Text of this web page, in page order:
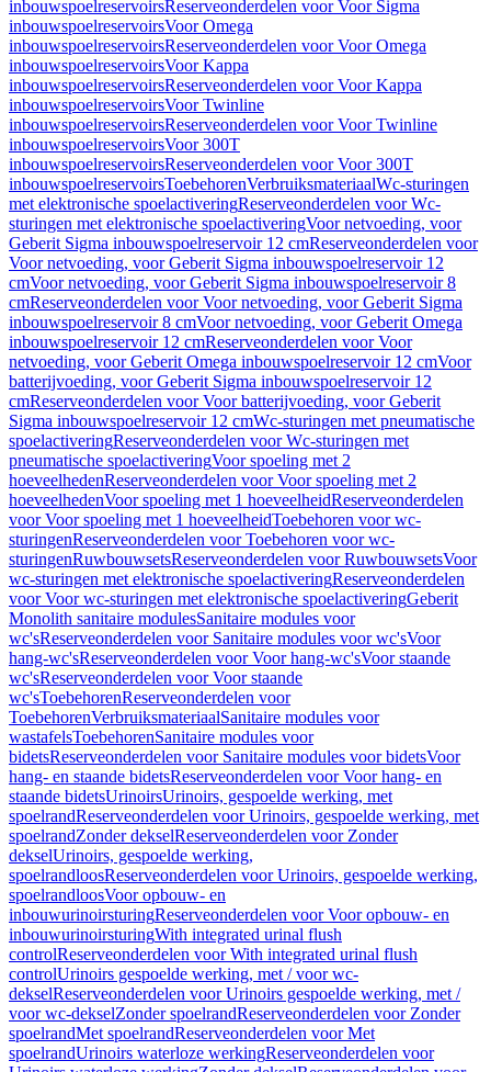
inbouwspoelreservoirsReserveonderdelen voor Voor Sigma
inbouwspoelreservoirsVoor Omega
inbouwspoelreservoirsReserveonderdelen voor Voor Omega
inbouwspoelreservoirsVoor Kappa
inbouwspoelreservoirsReserveonderdelen voor Voor Kappa
inbouwspoelreservoirsVoor Twinline
inbouwspoelreservoirsReserveonderdelen voor Voor Twinline
inbouwspoelreservoirsVoor 300T
inbouwspoelreservoirsReserveonderdelen voor Voor 300T
inbouwspoelreservoirsToebehorenVerbruiksmateriaalWc-sturingen
met elektronische spoelactiveringReserveonderdelen voor Wc-
sturingen met elektronische spoelactiveringVoor netvoeding, voor
Geberit Sigma inbouwspoelreservoir 12 cmReserveonderdelen voor
Voor netvoeding, voor Geberit Sigma inbouwspoelreservoir 12
cmVoor netvoeding, voor Geberit Sigma inbouwspoelreservoir 8
cmReserveonderdelen voor Voor netvoeding, voor Geberit Sigma
inbouwspoelreservoir 8 cmVoor netvoeding, voor Geberit Omega
inbouwspoelreservoir 12 cmReserveonderdelen voor Voor
netvoeding, voor Geberit Omega inbouwspoelreservoir 12 cmVoor
batterijvoeding, voor Geberit Sigma inbouwspoelreservoir 12
cmReserveonderdelen voor Voor batterijvoeding, voor Geberit
Sigma inbouwspoelreservoir 12 cmWc-sturingen met pneumatische
spoelactiveringReserveonderdelen voor Wc-sturingen met
pneumatische spoelactiveringVoor spoeling met 2
hoeveelhedenReserveonderdelen voor Voor spoeling met 2
hoeveelhedenVoor spoeling met 1 hoeveelheidReserveonderdelen
voor Voor spoeling met 1 hoeveelheidToebehoren voor wc-
sturingenReserveonderdelen voor Toebehoren voor wc-
sturingenRuwbouwsetsReserveonderdelen voor RuwbouwsetsVoor
wc-sturingen met elektronische spoelactiveringReserveonderdelen
voor Voor wc-sturingen met elektronische spoelactiveringGeberit
Monolith sanitaire modulesSanitaire modules voor
wc'sReserveonderdelen voor Sanitaire modules voor wc'sVoor
hang-wc'sReserveonderdelen voor Voor hang-wc'sVoor staande
wc'sReserveonderdelen voor Voor staande
wc'sToebehorenReserveonderdelen voor
ToebehorenVerbruiksmateriaalSanitaire modules voor
wastafelsToebehorenSanitaire modules voor
bidetsReserveonderdelen voor Sanitaire modules voor bidetsVoor
hang- en staande bidetsReserveonderdelen voor Voor hang- en
staande bidetsUrinoirsUrinoirs, gespoelde werking, met
spoelrandReserveonderdelen voor Urinoirs, gespoelde werking, met
spoelrandZonder dekselReserveonderdelen voor Zonder
dekselUrinoirs, gespoelde werking,
spoelrandloosReserveonderdelen voor Urinoirs, gespoelde werking,
spoelrandloosVoor opbouw- en
inbouwurinoirsturingReserveonderdelen voor Voor opbouw- en
inbouwurinoirsturingWith integrated urinal flush
controlReserveonderdelen voor With integrated urinal flush
controlUrinoirs gespoelde werking, met / voor wc-
dekselReserveonderdelen voor Urinoirs gespoelde werking, met /
voor wc-dekselZonder spoelrandReserveonderdelen voor Zonder
spoelrandMet spoelrandReserveonderdelen voor Met
spoelrandUrinoirs waterloze werkingReserveonderdelen voor